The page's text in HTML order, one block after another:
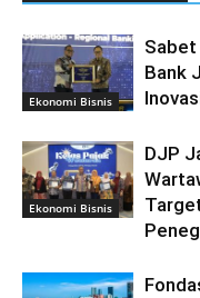
Ekonomi Bisnis
Sabet
Bank
Ekonomi Bisnis
DJP